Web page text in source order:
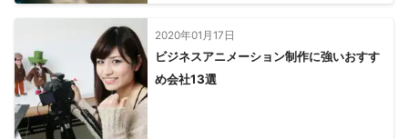
2020年01月17日
ビジネスアニメーション制作に強いおすす
め会社13選